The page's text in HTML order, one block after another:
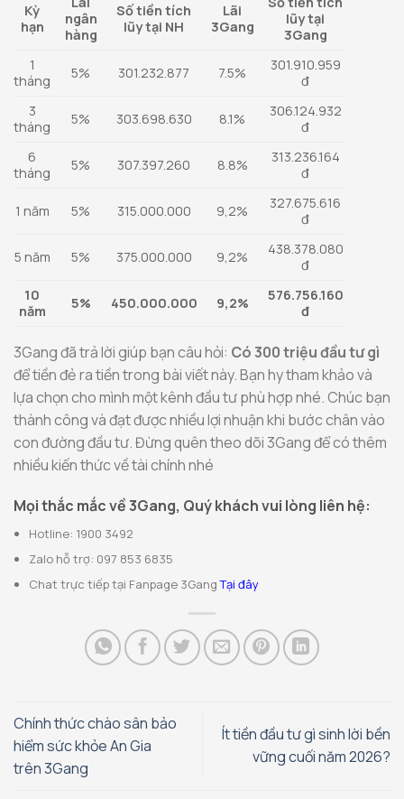
Kỳ
hạn
ngân
hàng
Số tiền tích
lũy tại NH
Lãi
3Gang
lũy tại
3Gang
1
tháng
5% 301.232.877 7.5%
301.910.959
đ
3
tháng
5% 303.698.630 8.1%
306.124.932
đ
6
tháng
5% 307.397.260 8.8%
313.236.164
đ
1 năm 5% 315.000.000 9,2%
327.675.616
đ
5 năm 5% 375.000.000 9,2%
438.378.080
đ
10
năm
5% 450.000.000 9,2%
576.756.160
đ
3Gang đã trả lời giúp bạn câu hỏi: Có300 triệu đầu tư gì
để tiền đẻ ra tiền trong bài viết này. Bạn hy tham khảo và
lựa chọn cho mình một kênh đầu tư phù hợp nhé. Chúc bạn
thành công và đạt được nhiều lợi nhuận khi bước chân vào
con đường đầu tư. Đừng quên theo dõi 3Gang để có thêm
nhiều kiến thức về tài chính nhé
Mọi thắc mắc về 3Gang, Quý khách vui lòng liên hệ:
Hotline: 1900 3492
Zalo hỗ trợ: 097 853 6835
Chat trực tiếp tại Fanpage 3GangTại đây
Chính thức chào sân bảo
hiểm sức khỏe An Gia
trên 3Gang
Ít tiền đầu tư gì sinh lời bền
vững cuối năm 2026?